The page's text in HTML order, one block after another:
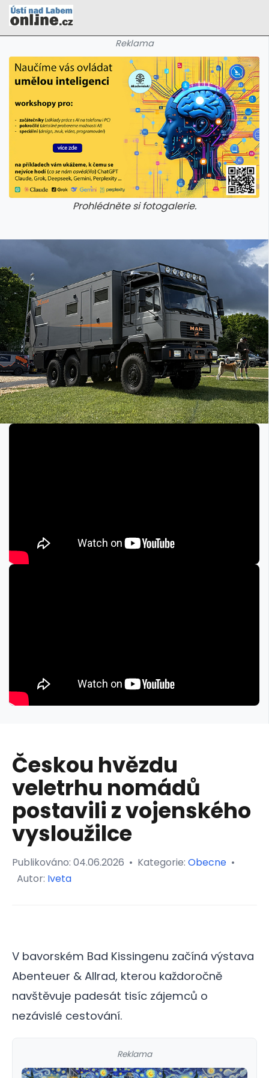
Reklama
Prohlédněte si fotogalerie.
Českou hvězdu
veletrhu nomádů
postavili z vojenského
vysloužilce
Publikováno: 04.06.2026 • Kategorie: Obecne •
Autor: Iveta
V bavorském Bad Kissingenu začíná výstava
Abenteuer & Allrad, kterou každoročně
navštěvuje padesát tisíc zájemců o
nezávislé cestování.
Reklama